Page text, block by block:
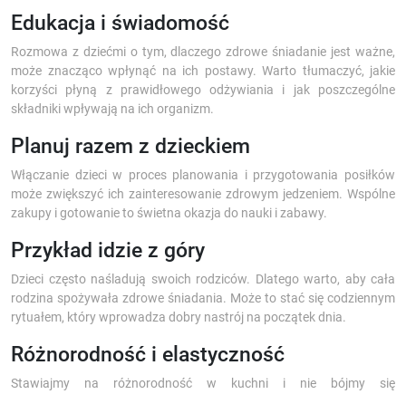
Edukacja i świadomość
Rozmowa z dziećmi o tym, dlaczego zdrowe śniadanie jest ważne,
może znacząco wpłynąć na ich postawy. Warto tłumaczyć, jakie
korzyści płyną z prawidłowego odżywiania i jak poszczególne
składniki wpływają na ich organizm.
Planuj razem z dzieckiem
Włączanie dzieci w proces planowania i przygotowania posiłków
może zwiększyć ich zainteresowanie zdrowym jedzeniem. Wspólne
zakupy i gotowanie to świetna okazja do nauki i zabawy.
Przykład idzie z góry
Dzieci często naśladują swoich rodziców. Dlatego warto, aby cała
rodzina spożywała zdrowe śniadania. Może to stać się codziennym
rytuałem, który wprowadza dobry nastrój na początek dnia.
Różnorodność i elastyczność
Stawiajmy na różnorodność w kuchni i nie bójmy się